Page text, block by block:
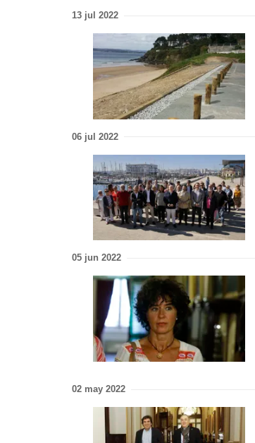
13 jul 2022
06 jul 2022
05 jun 2022
02 may 2022